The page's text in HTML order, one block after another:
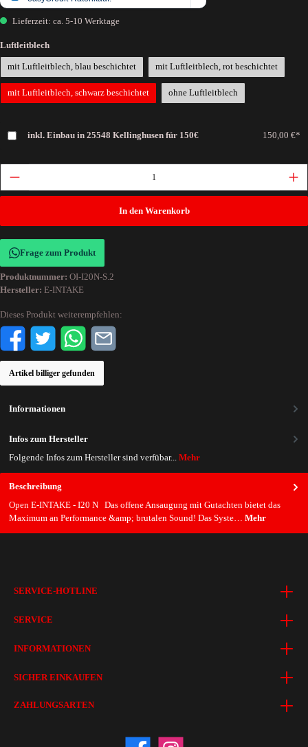
Lieferzeit: ca. 5-10 Werktage
Luftleitblech
mit Luftleitblech, blau beschichtet mit Luftleitblech, rot beschichtet
mit Luftleitblech, schwarz beschichtet ohne Luftleitblech
inkl. Einbau in 25548 Kellinghusen für 150€ 150,00 €*
In den Warenkorb
Frage zum Produkt
Produktnummer: OI-I20N-S.2
Hersteller: E-INTAKE
Dieses Produkt weiterempfehlen:
Artikel billiger gefunden
Beschreibung
Open E-INTAKE - I20 N Das offene Ansaugung mit Gutachten bietet das
Maximum an Performance &amp; brutalen Sound! Das Syste… Mehr
Informationen
Infos zum Hersteller
Folgende Infos zum Hersteller sind verfübar... Mehr
SERVICE-HOTLINE
SERVICE
INFORMATIONEN
SICHER EINKAUFEN
ZAHLUNGSARTEN